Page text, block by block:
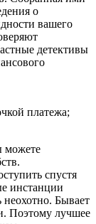
о
вашего
детективы
платежа;
можете
спустя
инстанции
неохотно. Бывает
Поэтому лучшее